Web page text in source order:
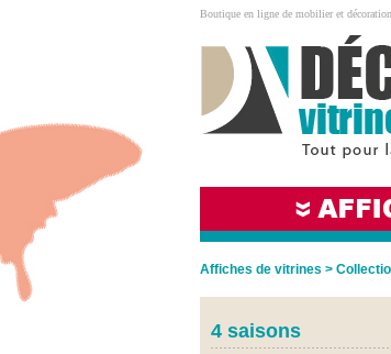
Boutique en ligne de mobilier et
Affiches de vitrines >
4 saisons